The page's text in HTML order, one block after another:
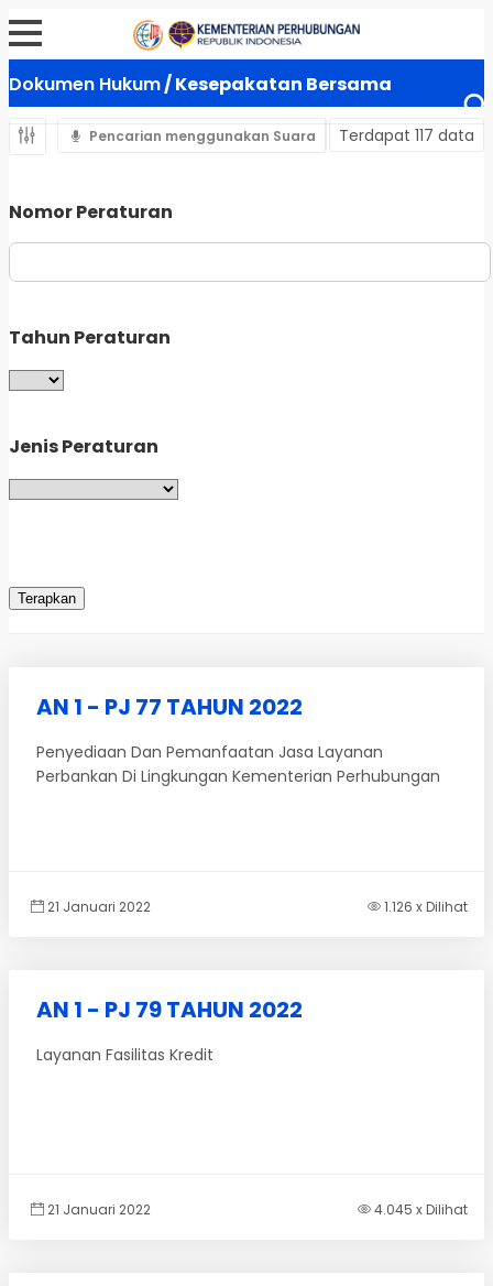
Dokumen Hukum/ Kesepakatan Bersama
Pencarian menggunakan Suara Terdapat 117 data
Nomor Peraturan
Tahun Peraturan
Jenis Peraturan
AN 1 - PJ 77 TAHUN 2022
Penyediaan Dan Pemanfaatan Jasa Layanan
Perbankan Di Lingkungan Kementerian Perhubungan
21 Januari 2022 1.126 x Dilihat
AN 1 - PJ 79 TAHUN 2022
Layanan Fasilitas Kredit
21 Januari 2022 4.045 x Dilihat